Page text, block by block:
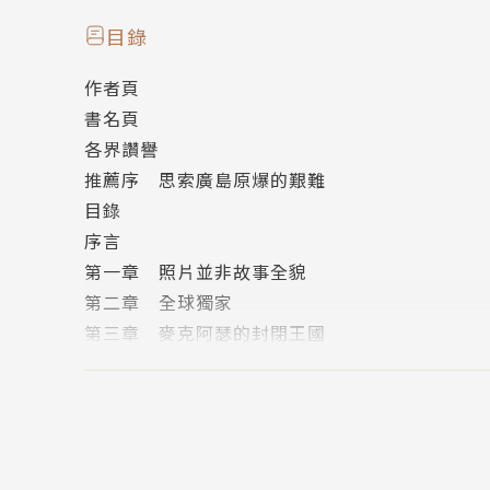
1945年8月6日早晨，暱稱「小男孩」的原子彈
也是當時戰爭史上使用過最大的炸彈。廣島自此
民被大火吞噬、被建築物活埋重擊，在烈焰中灰
情，對於其所可能造成的毀滅性後果也一無所知。
美國政府先後於廣島與長崎投下原子彈，促成了
存者展開如煉獄般的「後原爆」之路，他們目睹
脫落、口耳鼻冒血、難以癒合的潰爛皮肉、持續
然而，美國政府在投下原子彈後，開始了一連
目錄
作者頁
書名頁
各界讚譽
推薦序 思索廣島原爆的艱難
目錄
序言
第一章 照片並非故事全貌
第二章 全球獨家
第三章 麥克阿瑟的封閉王國